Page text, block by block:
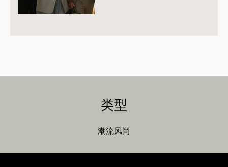
类型
潮流风尚